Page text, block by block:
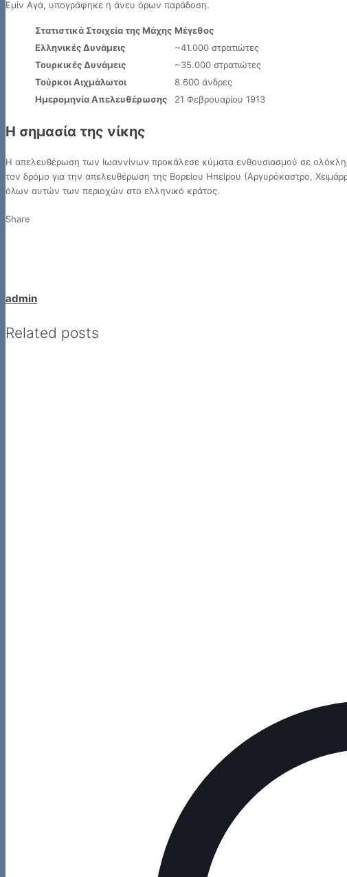
Εμίν Αγά, υπογράφηκε η άνευ όρων παράδοση.
Στατιστικά Στοιχεία της Μάχης Μέγεθος
Ελληνικές Δυνάμεις
~41.000 στρατιώτες
Τουρκικές Δυνάμεις
~35.000 στρατιώτες
Τούρκοι Αιχμάλωτοι
8.600 άνδρες
Ημερομηνία Απελευθέρωσης
21 Φεβρουαρίου 1913
Η σημασία της νίκης
Η απελευθέρωση των Ιωαννίνων προκάλεσε κύματα ενθουσιασμού σε
τον δρόμο για την απελευθέρωση της Βορείου Ηπείρου (Αργυρόκαστρο,
όλων αυτών των περιοχών στο ελληνικό κράτος.
Share
admin
Related posts